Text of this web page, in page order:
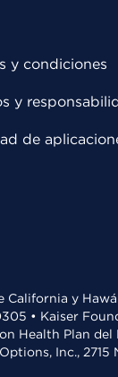
y condiciones
y
de
y
• Kaiser
Health Plan
Inc., 2715